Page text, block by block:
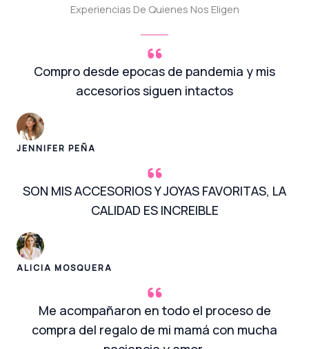
Experiencias De Quienes Nos Eligen
Compro desde epocas de pandemia y mis
accesorios siguen intactos
JENNIFER PEÑA
SON MIS ACCESORIOS Y JOYAS FAVORITAS, LA
CALIDAD ES INCREIBLE
ALICIA MOSQUERA
Me acompañaron en todo el proceso de
compra del regalo de mi mamá con mucha